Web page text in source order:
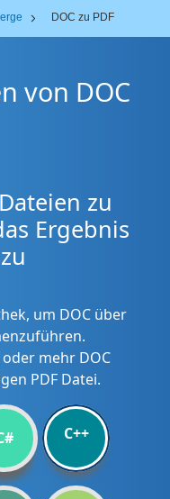
DOC zu PDF
von DOC
zu
Ergebnis
um DOC über
mehr DOC
PDF Datei.
C++